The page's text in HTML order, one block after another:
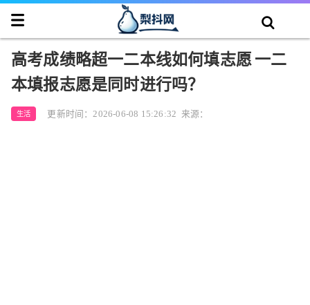
高考成绩略超一二本线如何填志愿 一二
本填报志愿是同时进行吗？
生活 更新时间：2026-06-08 15:26:32 来源：